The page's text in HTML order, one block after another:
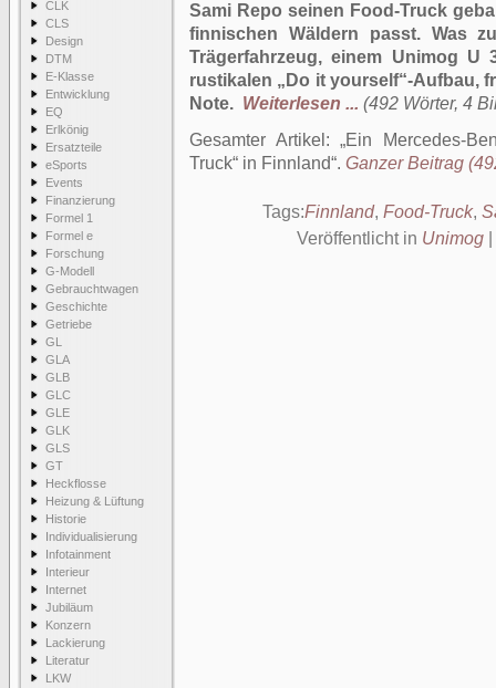
CLK
CLS
Design
DTM
E-Klasse
Entwicklung
EQ
Erlkönig
Ersatzteile
eSports
Events
Finanzierung
Formel 1
Formel e
Forschung
G-Modell
Gebrauchtwagen
Geschichte
Getriebe
GL
GLA
GLB
GLC
GLE
GLK
GLS
GT
Heckflosse
Heizung & Lüftung
Historie
Individualisierung
Infotainment
Interieur
Internet
Jubiläum
Konzern
Lackierung
Literatur
LKW
Sami Repo seinen Food-Truck
finnischen Wäldern passt. Was
Trägerfahrzeug, einem Unimog
rustikalen „Do it yourself“-Aufbau,
Note. Weiterlesen ... (492 Wörter, 4
Gesamter Artikel: Ein Mercedes-
Truck“ in Finnland . Ganzer Beitrag
Tags:Finnland, Food-Truck,
Veröffentlicht in Unimog|